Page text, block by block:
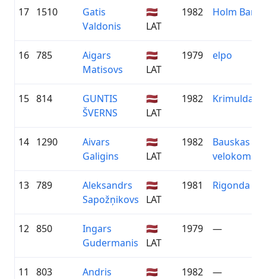
17 1510
Gatis
Valdonis
🇱🇻
LAT
1982 Holm Bank
16 785
Aigars
Matisovs
🇱🇻
LAT
1979 elpo
15 814
GUNTIS
ŠVERNS
🇱🇻
LAT
1982 Krimuldas
14 1290
Aivars
Galigins
🇱🇻
LAT
1982
Bauskas
13 789
Aleksandrs
Sapožņikovs
🇱🇻
LAT
1981 Rigonda
12 850
Ingars
Gudermanis
🇱🇻
LAT
1979 —
11 803
Andris
🇱🇻
1982 —